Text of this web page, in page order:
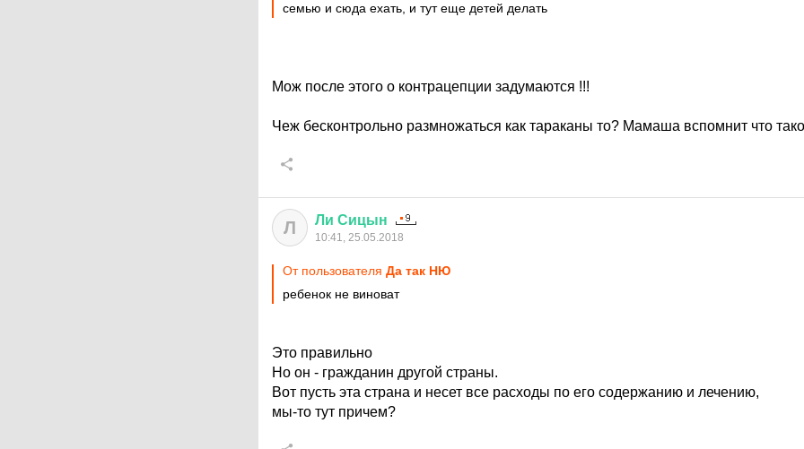
семью и сюда ехать, и тут еще детей делать
Мож после этого о контрацепции задумаются !!!
Чеж бесконтрольно размножаться как тараканы то? Мамаша вспомнит что
Л Ли Сицын
10:41, 25.05.2018
От пользователя Да так НЮ
ребенок не виноват
Это правильно
Но он - гражданин другой страны.
Вот пусть эта страна и несет все расходы по его содержанию и лечению,
мы-то тут причем?